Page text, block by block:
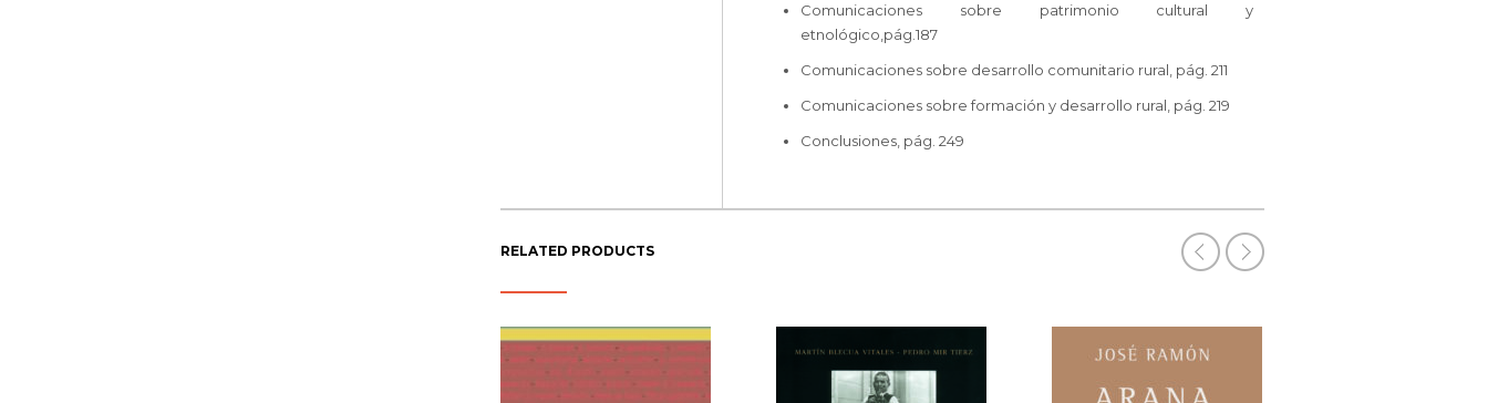
Comunicaciones sobre patrimonio cultural y
etnológico,pág.187
Comunicaciones sobre desarrollo comunitario rural, pág. 211
Comunicaciones sobre formación y desarrollo rural, pág. 219
Conclusiones, pág. 249
RELATED PRODUCTS